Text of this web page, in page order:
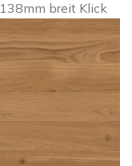
138mm breit Klick